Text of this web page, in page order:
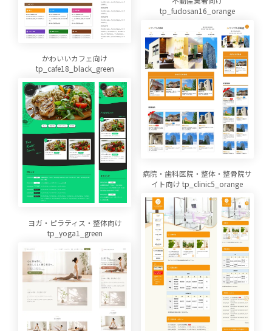
tp_fudosan16_orange
かわいいカフェ向け
tp_cafe18_black_green
病院・歯科医院・整体・整骨院サ
イト向け tp_clinic5_orange
ヨガ・ピラティス・整体向け
tp_yoga1_green